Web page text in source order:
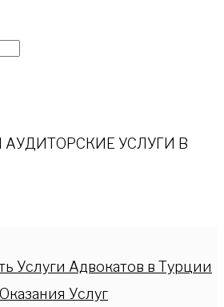
УСЛУГИ В
Услуги Адвокатов в Турции
Услуг